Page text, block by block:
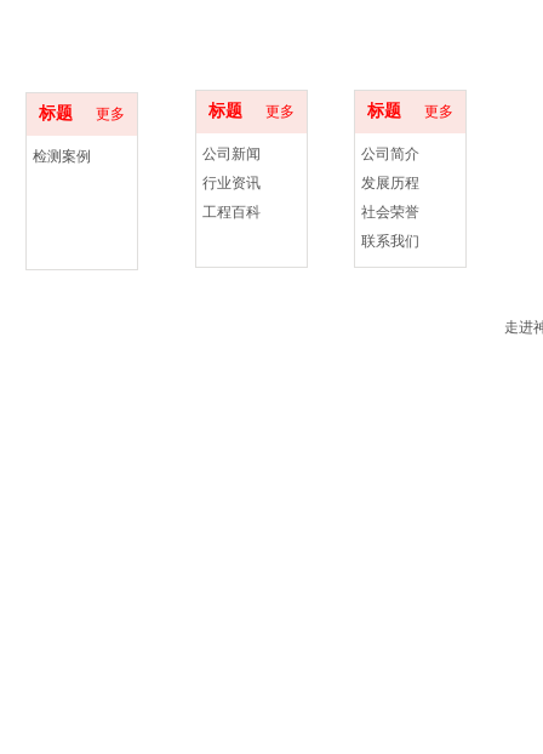
标题 更多
公司新闻
行业资讯
工程百科
标题 更多
公司简介
发展历程
社会荣誉
联系我们
标题 更多
检测案例
走进